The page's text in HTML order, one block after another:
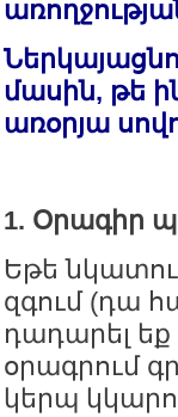
մասին, թե
առօրյա
1. Օրագիր
Եթե
զգում (դա
դադարել եք
օրագրում
կերպ